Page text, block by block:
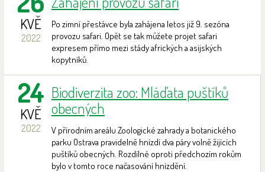
KVĚ
2022
Po zimní přestávce byla zahájena letos již 9. sezóna
provozu safari. Opět se tak můžete projet safari
expresem přímo mezi stády afrických a asijských
kopytníků.
24
KVĚ
2022
Biodiverzita zoo: Mláďata puštíků
obecných
V přírodním areálu Zoologické zahrady a botanického
parku Ostrava pravidelně hnízdí dva páry volně žijících
puštíků obecných. Rozdílné oproti předchozím rokům
bylo v tomto roce načasování hnízdění.